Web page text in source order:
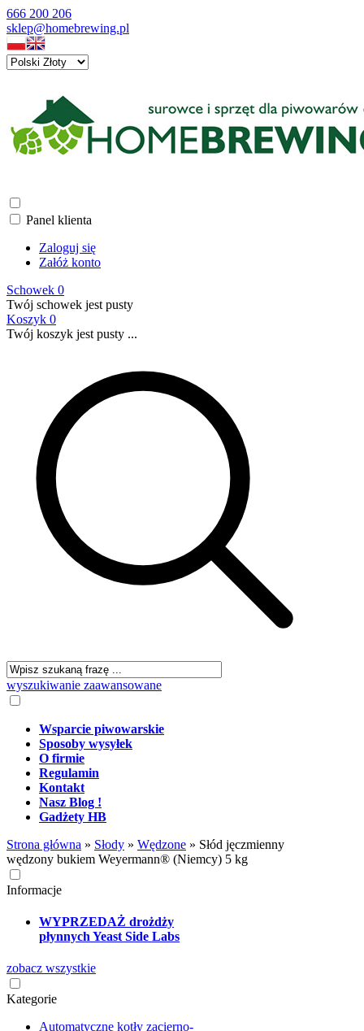
666 200 206
sklep@homebrewing.pl
Panel klienta
Zaloguj się
Załóż konto
Schowek 0
Twój schowek jest pusty
Koszyk 0
Twój koszyk jest pusty ...
wyszukiwanie zaawansowane
Wsparcie piwowarskie
Sposoby wysyłek
O firmie
Regulamin
Kontakt
Nasz Blog !
Gadżety HB
Strona główna » Słody » Wędzone » Słód jęczmienny
wędzony bukiem Weyermann® (Niemcy) 5 kg
Informacje
WYPRZEDAŻ drożdży
płynnych Yeast Side Labs
zobacz wszystkie
Kategorie
Automatyczne kotły zacierno-